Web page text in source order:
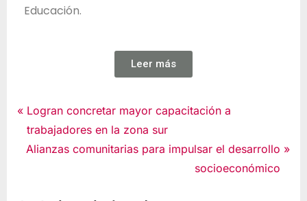
Educación.
Leer más
Noticias
Logran concretar mayor capacitación a
trabajadores en la zona sur
Alianzas comunitarias para impulsar el desarrollo
socioeconómico